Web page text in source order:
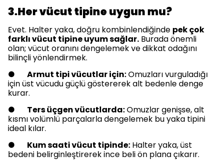
3.Her vücut tipine uygun mu?
Evet. Halter yaka, doğru kombinlendiğinde pek çok
farklı vücut tipine uyum sağlar. Burada önemli
olan; vücut oranını dengelemek ve dikkat odağını
bilinçli yönlendirmek.
● Armut tipi vücutlar için:Omuzları vurguladığı
için üst vücudu güçlü göstererek alt bedenle denge
kurar.
● Ters üçgen vücutlarda:Omuzlar genişse, alt
kısmı volümlü parçalarla dengelemek bu yaka tipini
ideal kılar.
● Kum saati vücut tipinde: Halter yaka, üst
bedeni belirginleştirerek ince beli ön plana çıkarır.